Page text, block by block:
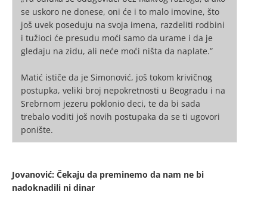
se uskoro ne donese, oni će i to malo imovine, što
još uvek poseduju na svoja imena, razdeliti rodbini
i tužioci će presudu moći samo da urame i da je
gledaju na zidu, ali neće moći ništa da naplate.”
Matić ističe da je Simonović, još tokom krivičnog
postupka, veliki broj nepokretnosti u Beogradu i na
Srebrnom jezeru poklonio deci, te da bi sada
trebalo voditi još novih postupaka da se ti ugovori
ponište.
Jovanović: Čekaju da preminemo da nam ne bi
nadoknadili ni dinar